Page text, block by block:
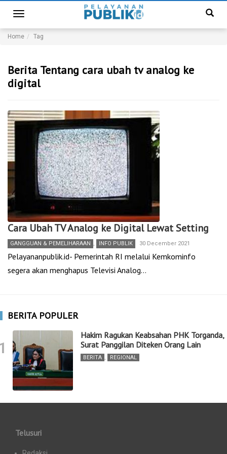
Toggle
navigation
Home Tag
Berita Tentang cara ubah tv analog ke
digital
Cara Ubah TV Analog ke Digital Lewat Setting
GANGGUAN & PEMELIHARAAN , INFO PUBLIK 30 December 2021
Pelayananpublik.id- Pemerintah RI melalui Kemkominfo
segera akan menghapus Televisi Analog…
BERITA POPULER
Hakim Ragukan Keabsahan PHK Torganda,
Surat Panggilan Diteken Orang Lain
BERITA , REGIONAL
Telusuri